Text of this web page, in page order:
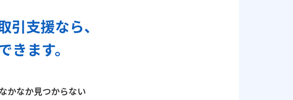
支援なら、
きます。
かなか見つからない